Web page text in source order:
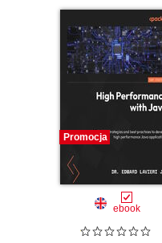
Promocja
ebook